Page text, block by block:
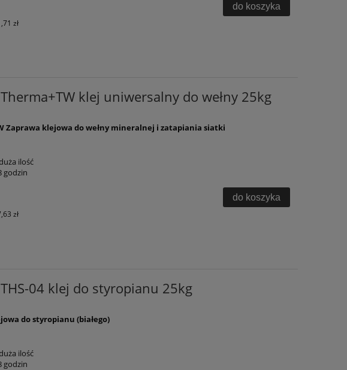
zł
do koszyka
klej uniwersalny do wełny 25kg
Zaprawa klejowa do wełny mineralnej i zatapiania siatki
ilość
godzin
zł
do koszyka
04 klej do styropianu 25kg
do styropianu (białego)
ilość
godzin